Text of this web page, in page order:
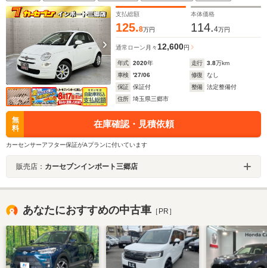
支払総額
125.8万円
本体価格
114.4万円
通常ローン 月々 12,600円
年式 2020年 走行 3.8万km
車検
'27/06 修復
なし
保証
保証付 整備
法定整備付
住所
埼玉県三郷市
無
料
在庫確認・見積依頼
カーセンサーアフター保証がAプランに付いています
販売店： カーセブンインポート三郷店
あなたにおすすめの中古車 ［PR］